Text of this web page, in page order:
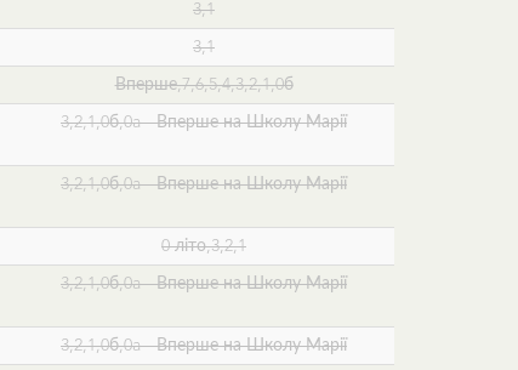
3,1
3,1
Вперше,7,6,5,4,3,2,1,0б
3,2,1,0б,0a - Вперше на Школу Марії
3,2,1,0б,0a - Вперше на Школу Марії
0 літо,3,2,1
3,2,1,0б,0a - Вперше на Школу Марії
3,2,1,0б,0a - Вперше на Школу Марії